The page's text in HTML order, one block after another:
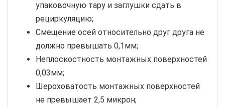
упаковочную тару и заглушки сдать в
рециркуляцию;
Смещение осей относительно друг друга не
должно превышать 0,1мм;
Неплоскостность монтажных поверхностей
0,03мм;
Шероховатость монтажных поверхностей
не превышает 2,5 микрон;